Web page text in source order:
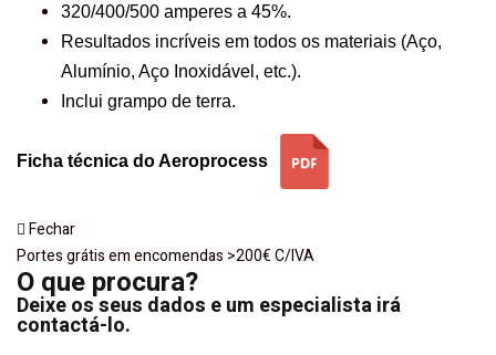
320/400/500 amperes a 45%.
Resultados incríveis em todos os materiais (Aço,
Alumínio, Aço Inoxidável, etc.).
Inclui grampo de terra.
Ficha técnica do Aeroprocess
Fechar
Portes grátis em encomendas >200€ C/IVA
O que procura?
Deixe os seus dados e um especialista irá
contactá-lo.